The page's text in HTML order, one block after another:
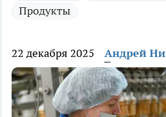
Продукты
22 декабря 2025 Андрей